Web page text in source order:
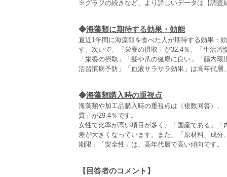
※グラフの続きなど、より詳しいデータは【調査
◆海藻類に期待する効果・効能
直近1年間に海藻類を食べた人が期待する効果・
す。次いで、「栄養の摂取」が32.4％、「生活習
「栄養の摂取」「髪や爪の健康に良い」「腸内
活習慣病予防」「血液サラサラ効果」は高年代
◆海藻類購入時の重視点
海藻類や加工品購入時の重視点は（複数回答）
質」が29.4％です。
女性で比率が高い項目が多く、「国産である」
差が大きくなっています。また、「原材料、成
期限」「安全性」は、高年代層で高い傾向です。
【回答者のコメント】